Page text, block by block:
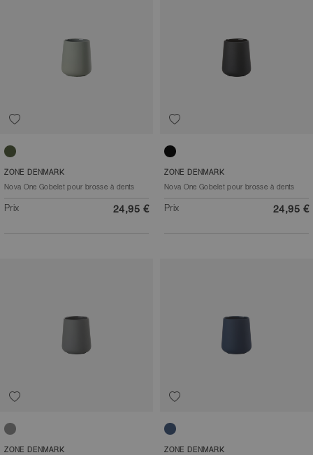
Vert matcha
ZONE DENMARK
Nova One Gobelet pour brosse à dents
Prix 24,95 €
Noir
ZONE DENMARK
Nova One Gobelet pour brosse à dents
Prix 24,95 €
Gris
ZONE DENMARK
Bleu roi
ZONE DENMARK